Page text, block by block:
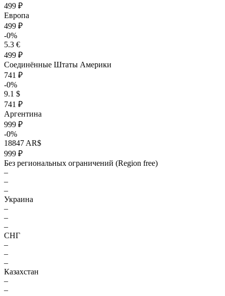
499 ₽
Европа
499 ₽
-0%
5.3 €
499 ₽
Соединённые Штаты Америки
741 ₽
-0%
9.1 $
741 ₽
Аргентина
999 ₽
-0%
18847 AR$
999 ₽
Без региональных ограничений (Region free)
–
–
–
Украина
–
–
–
СНГ
–
–
–
Казахстан
–
–